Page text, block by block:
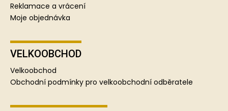
Reklamace a vrácení
Moje objednávka
VELKOOBCHOD
Velkoobchod
Obchodní podmínky pro velkoobchodní odběratele